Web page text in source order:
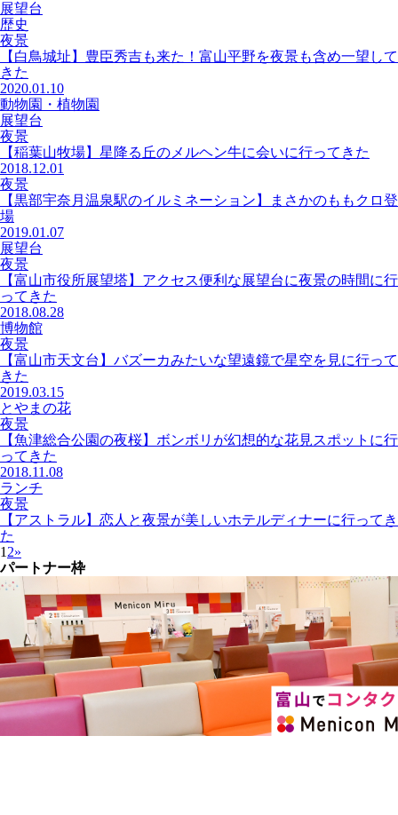
展望台
歴史
夜景
【白鳥城址】豊臣秀吉も来た！富山平野を夜景も含め一望して
きた
2020.01.10
動物園・植物園
展望台
夜景
【稲葉山牧場】星降る丘のメルヘン牛に会いに行ってきた
2018.12.01
夜景
【黒部宇奈月温泉駅のイルミネーション】まさかのももクロ登
場
2019.01.07
展望台
夜景
【富山市役所展望塔】アクセス便利な展望台に夜景の時間に行
ってきた
2018.08.28
博物館
夜景
【富山市天文台】バズーカみたいな望遠鏡で星空を見に行って
きた
2019.03.15
とやまの花
夜景
【魚津総合公園の夜桜】ボンボリが幻想的な花見スポットに行
ってきた
2018.11.08
ランチ
夜景
【アストラル】恋人と夜景が美しいホテルディナーに行ってき
た
1 2»
パートナー枠